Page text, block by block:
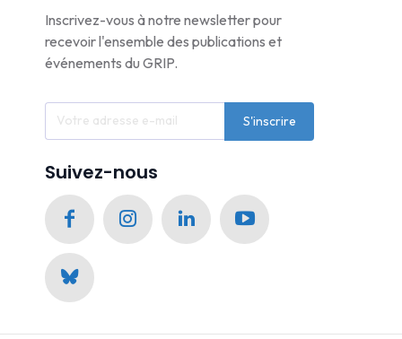
Inscrivez-vous à notre newsletter pour
recevoir l'ensemble des publications et
événements du GRIP.
S'inscrire
Suivez-nous